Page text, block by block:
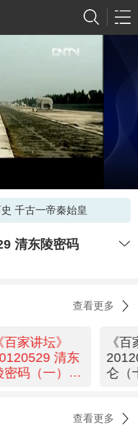
千古一帝秦始皇
清东陵密码
查看更多
百家讲坛》
清东
密码（一）清
《
仑（
查看更多